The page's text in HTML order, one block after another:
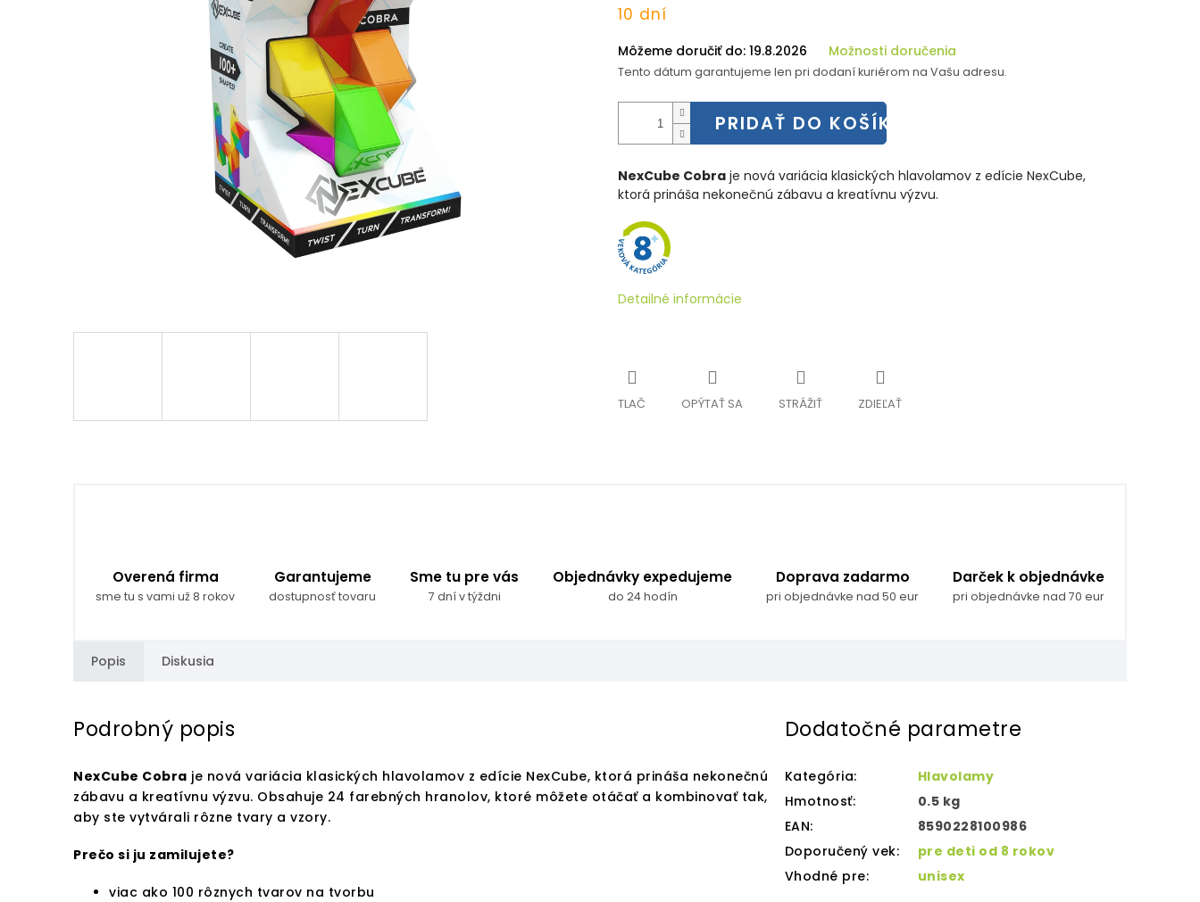
Jednotková
10 dní
Môžeme doručiť do: 19.8.2026 Možnosti doručenia
Tento dátum garantujeme len pri dodaní kuriérom na Vašu adresu.
PRIDAŤ DO KOŠÍKA
NexCube Cobra je nová variácia klasických hlavolamov z edície NexCube,
ktorá prináša nekonečnú zábavu a kreatívnu výzvu.
Detailné informácie
TLAČ OPÝTAŤ SA STRÁŽIŤ ZDIEĽAŤ
Overená firma
sme tu s vami už 8 rokov
Garantujeme
dostupnosť tovaru
Sme tu pre vás
7 dní v týždni
Objednávky expedujeme
do 24 hodín
Doprava zadarmo
pri objednávke nad 50 eur
Darček k objednávke
pri objednávke nad 70 eur
Popis Diskusia
Podrobný popis
NexCube Cobra je nová variácia klasických hlavolamov z edície NexCube, ktorá prináša nekonečnú
zábavu a kreatívnu výzvu. Obsahuje 24 farebných hranolov, ktoré môžete otáčať a kombinovať tak,
aby ste vytvárali rôzne tvary a vzory.
Prečo si ju zamilujete?
viac ako 100 rôznych tvarov na tvorbu
Dodatočné parametre
Kategória:
Hlavolamy
Hmotnosť:
0.5 kg
EAN:
8590228100986
Doporučený vek:
pre deti od 8 rokov
Vhodné pre: unisex